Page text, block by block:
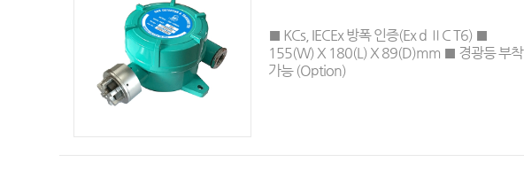
■ KCs, IECEx 방폭 인증(Ex d ⅡC T6) ■
155(W) X 180(L) X 89(D)mm ■ 경광등 부착
가능 (Option)